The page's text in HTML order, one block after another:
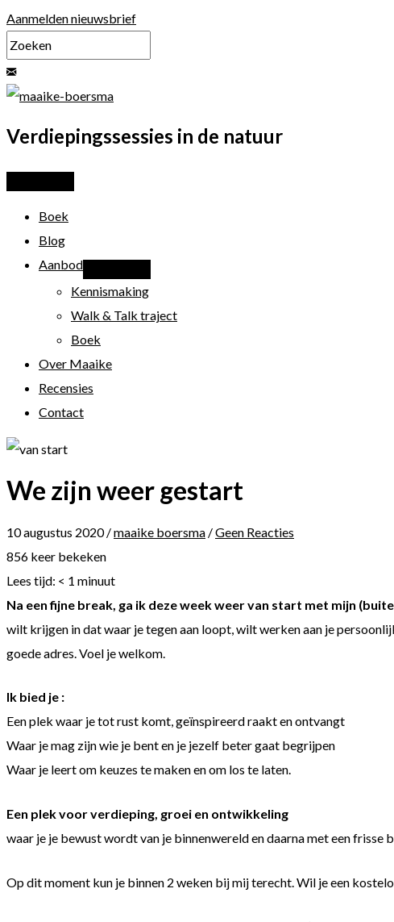
Ga
naar
de
inhoud
Aanmelden nieuwsbrief
Verdiepingssessies in de natuur
Boek
Blog
Aanbod
Kennismaking
Walk & Talk traject
Boek
Over Maaike
Recensies
Contact
We zijn weer gestart
10 augustus 2020/maaike boersma /Geen Reacties
856 keer bekeken
Lees tijd: < 1 minuut
Na een fijne break, ga ik deze week weer van start met mijn
wilt krijgen in dat waar je tegen aan loopt, wilt werken aan je
goede adres. Voel je welkom.
Ik bied je :
Een plek waar je tot rust komt, geïnspireerd raakt en ontvangt
Waar je mag zijn wie je bent en je jezelf beter gaat begrijpen
Waar je leert om keuzes te maken en om los te laten.
Een plek voor verdieping, groei en ontwikkeling
waar je je bewust wordt van je binnenwereld en daarna met een
Op dit moment kun je binnen 2 weken bij mij terecht. Wil je een